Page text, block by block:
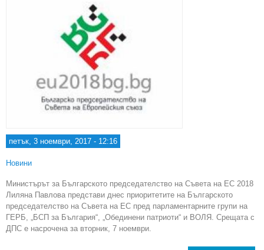
петък, 3 ноември, 2017 - 12:16
Новини
Министърът за Българското председателство на Съвета на ЕС 2018
Лиляна Павлова представи днес приоритетите на Българското
председателство на Съвета на ЕС пред парламентарните групи на
ГЕРБ, „БСП за България“, „Обединени патриоти“ и ВОЛЯ. Срещата с
ДПС е насрочена за вторник, 7 ноември.